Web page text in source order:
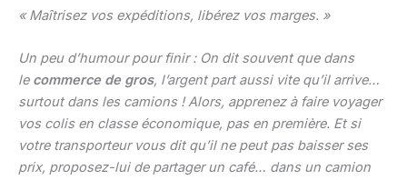
« Maîtrisez vos expéditions, libérez vos marges. »
Un peu d’humour pour finir : On dit souvent que dans
le commerce de gros, l’argent part aussi vite qu’il arrive…
surtout dans les camions ! Alors, apprenez à faire voyager
vos colis en classe économique, pas en première. Et si
votre transporteur vous dit qu’il ne peut pas baisser ses
prix, proposez-lui de partager un café… dans un camion